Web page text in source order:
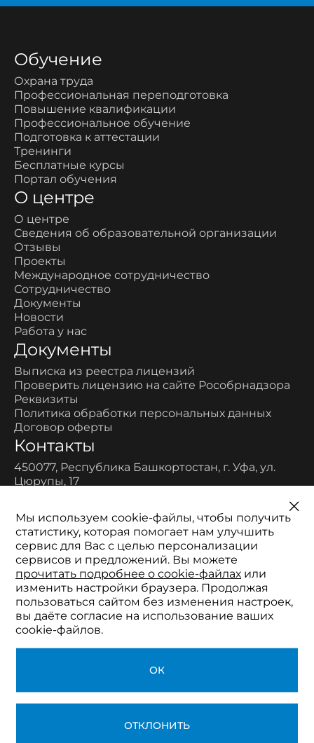
Обучение
Охрана труда
Профессиональная переподготовка
Повышение квалификации
Профессиональное обучение
Подготовка к аттестации
Тренинги
Бесплатные курсы
Портал обучения
О центре
О центре
Сведения об образовательной организации
Отзывы
Проекты
Международное сотрудничество
Сотрудничество
Документы
Новости
Работа у нас
Документы
Выписка из реестра лицензий
Проверить лицензию на сайте Рособрнадзора
Реквизиты
Политика обработки персональных данных
Договор оферты
Контакты
450077, Республика Башкортостан, г. Уфа, ул.
Цюрупы, 17
Телефон:
+7 (347) 200-96-90
Электронная почта:
2511152@mail.ru
© 2026 Центр профессиональной
Мы используем cookie-файлы, чтобы получить
статистику, которая помогает нам улучшить
сервис для Вас с целью персонализации
сервисов и предложений. Вы можете
прочитать подробнее о cookie-файлах или
изменить настройки браузера. Продолжая
пользоваться сайтом без изменения настроек,
вы даёте согласие на использование ваших
cookie-файлов.
ОК
ОТКЛОНИТЬ